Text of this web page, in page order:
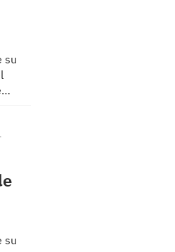
su
su